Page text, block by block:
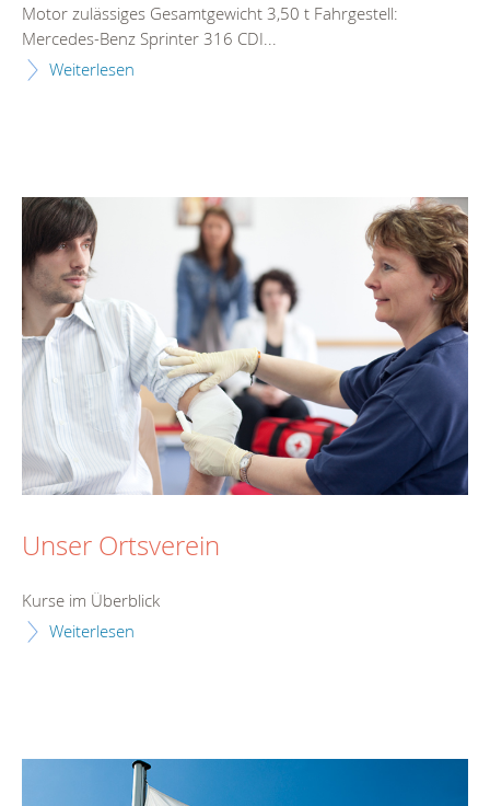
Motor zulässiges Gesamtgewicht 3,50 t Fahrgestell:
Mercedes-Benz Sprinter 316 CDI...
Weiterlesen
Unser Ortsverein
Kurse im Überblick
Weiterlesen